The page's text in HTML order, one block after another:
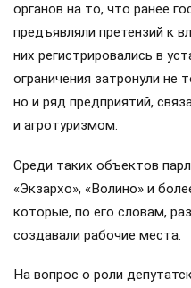
органов на то, что ранее
предъявляли претензий к
них регистрировались в
ограничения затронули не
но и ряд предприятий,
и агротуризмом.
Среди таких объектов
«Экзархо», «Волино» и
которые, по его словам,
создавали рабочие места.
На вопрос о роли